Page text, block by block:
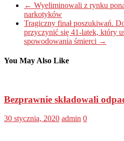
← Wyeliminowali z rynku
narkotyków
Tragiczny finał poszukiwań.
przyczynić się 41-latek, który
spowodowania śmierci →
You May Also Like
Bezprawnie składowali
30 stycznia, 2020 admin 0